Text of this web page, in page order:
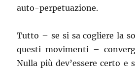
auto-perpetuazione.
Tutto – se si sa cogliere la
questi movimenti –
Nulla più dev’essere certo e